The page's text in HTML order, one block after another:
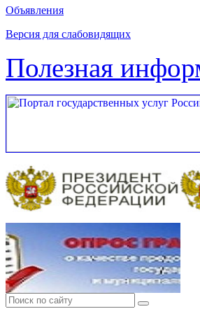
Объявления
Версия для слабовидящих
Полезная